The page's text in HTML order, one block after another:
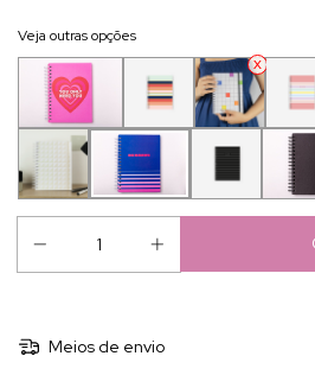
Veja outras opções
Meios de envio